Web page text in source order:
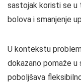
sastojak koristi se u
bolova i smanjenje
U kontekstu
dokazano pomaže
poboljšava